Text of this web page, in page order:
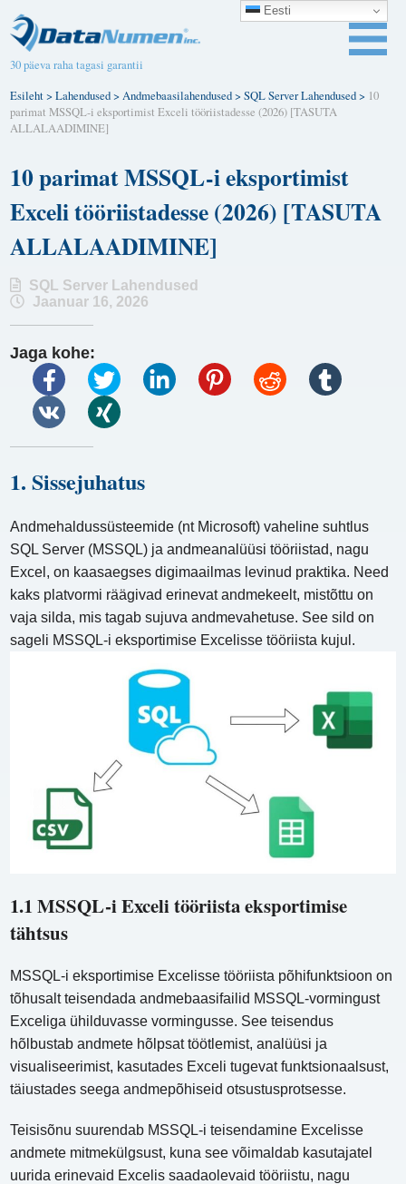
30 päeva raha tagasi garantii
Esileht>Lahendused>Andmebaasilahendused>SQL Server Lahendused> 10
parimat MSSQL-i eksportimist Exceli tööriistadesse (2026) [TASUTA
ALLALAADIMINE]
10 parimat MSSQL-i eksportimist
Exceli tööriistadesse (2026) [TASUTA
ALLALAADIMINE]
SQL Server Lahendused
Jaanuar 16, 2026
Jaga kohe:
1. Sissejuhatus
Andmehaldussüsteemide (nt Microsoft) vaheline suhtlus
SQL Server (MSSQL) ja andmeanalüüsi tööriistad, nagu
Excel, on kaasaegses digimaailmas levinud praktika. Need
kaks platvormi räägivad erinevat andmekeelt, mistõttu on
vaja silda, mis tagab sujuva andmevahetuse. See sild on
sageli MSSQL-i eksportimise Excelisse tööriista kujul.
1.1 MSSQL-i Exceli tööriista eksportimise
tähtsus
MSSQL-i eksportimise Excelisse tööriista põhifunktsioon on
tõhusalt teisendada andmebaasifailid MSSQL-vormingust
Exceliga ühilduvasse vormingusse. See teisendus
hõlbustab andmete hõlpsat töötlemist, analüüsi ja
visualiseerimist, kasutades Exceli tugevat funktsionaalsust,
täiustades seega andmepõhiseid otsustusprotsesse.
Teisisõnu suurendab MSSQL-i teisendamine Excelisse
andmete mitmekülgsust, kuna see võimaldab kasutajatel
uurida erinevaid Excelis saadaolevaid tööriistu, nagu
Eesti